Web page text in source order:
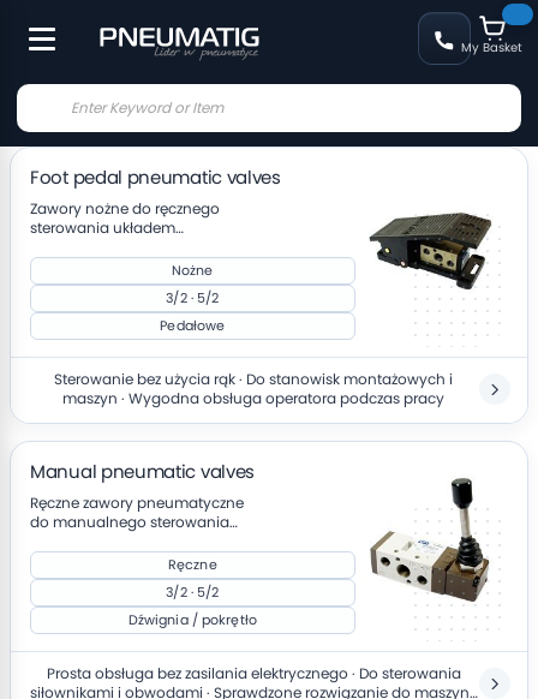
My Basket
Foot pedal pneumatic valves
Zawory nożne do ręcznego
sterowania układem
pedału
Nożne
3/2 · 5/2
Pedałowe
Sterowanie bez użycia rąk · Do stanowisk montażowych i
maszyn · Wygodna obsługa operatora podczas pracy
Manual pneumatic valves
Ręczne zawory pneumatyczne
do manualnego sterowania
Ręczne
3/2 · 5/2
Dźwignia / pokrętło
Prosta obsługa bez zasilania elektrycznego · Do sterowania
siłownikami i obwodami · Sprawdzone rozwiązanie do maszyn i